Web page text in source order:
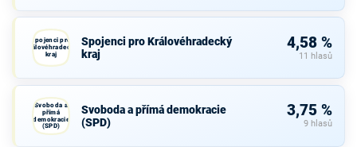
Spojenci pro
Královéhradecký
kraj
Spojenci pro Královéhradecký
kraj
4,58 %
11 hlasů
Svoboda a
přímá
demokracie
(SPD)
Svoboda a přímá demokracie
(SPD)
3,75 %
9 hlasů